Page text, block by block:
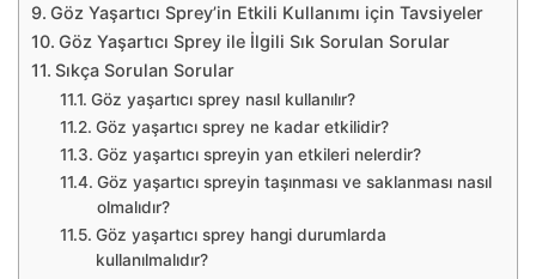
Göz Yaşartıcı Sprey’in Etkili Kullanımı için Tavsiyeler
Göz Yaşartıcı Sprey ile İlgili Sık Sorulan Sorular
Sıkça Sorulan Sorular
Göz yaşartıcı sprey nasıl kullanılır?
Göz yaşartıcı sprey ne kadar etkilidir?
Göz yaşartıcı spreyin yan etkileri nelerdir?
Göz yaşartıcı spreyin taşınması ve saklanması nasıl
olmalıdır?
Göz yaşartıcı sprey hangi durumlarda
kullanılmalıdır?